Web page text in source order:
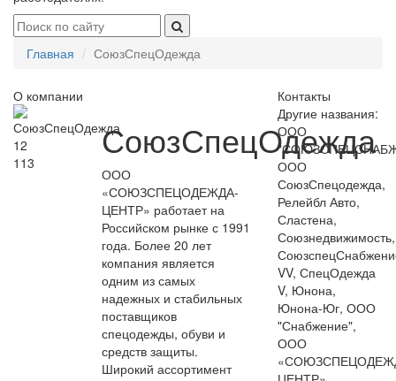
Главная СоюзСпецОдежда
О компании
12
113
СоюзСпецОдежда
ООО
«СОЮЗСПЕЦОДЕЖДА-
ЦЕНТР» работает на
Российском рынке с 1991
года. Более 20 лет
компания является
одним из самых
надежных и стабильных
поставщиков
спецодежды, обуви и
средств защиты.
Широкий ассортимент
Контакты
Другие названия:
ООО
ООО
СоюзСпецодежда,
Релейбл Авто,
Сластена,
Союзнедвижимость,
VV, СпецОдежда
V, Юнона,
Юнона-Юг, ООО
"Снабжение",
ООО